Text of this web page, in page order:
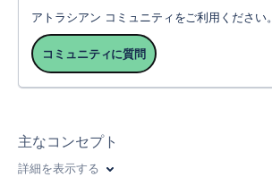
アトラシアン コミュニティをご利用ください。
コミュニティに質問
主なコンセプト
詳細を表示する